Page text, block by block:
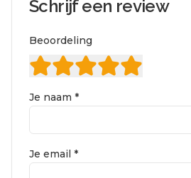
Schrijf een review
Beoordeling
Je naam *
Je email *